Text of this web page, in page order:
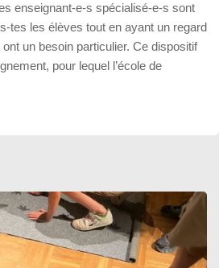
enseignant-e-s spécialisé-e-s sont
tes les élèves tout en ayant un regard
un besoin particulier. Ce dispositif
pour lequel l’école de